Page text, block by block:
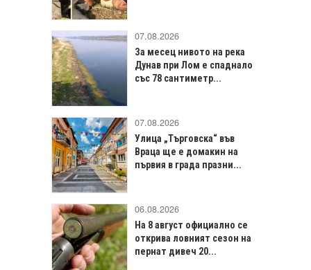
07.08.2026
За месец нивото на река
Дунав при Лом е спаднало
със 78 сантиметр...
07.08.2026
Улица „Търговска“ във
Враца щe е домакин на
първия в града празни...
06.08.2026
На 8 август официално се
открива ловният сезон на
пернат дивеч 20...